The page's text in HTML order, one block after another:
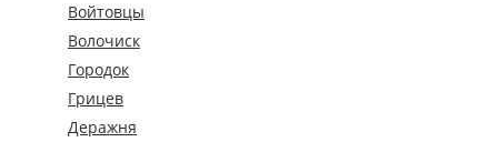
Войтовцы
Волочиск
Городок
Грицев
Деражня